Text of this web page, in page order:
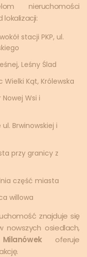
nieruchomości
lokalizacji:
stacji PKP, ul.
Leśny Ślad
Wielki Kąt, Królewska
Wsi i
Brwinowskiej i
przy granicy z
część miasta
willowa
znajduje się
osiedlach,
oferuje